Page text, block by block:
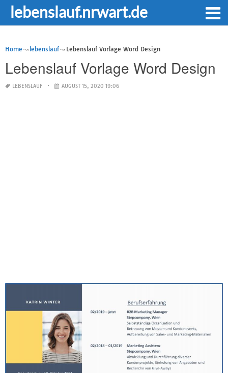
lebenslauf.nrwart.de
Home lebenslauf Lebenslauf Vorlage Word Design
Lebenslauf Vorlage Word Design
LEBENSLAUF AUGUST 15, 2020 19:06